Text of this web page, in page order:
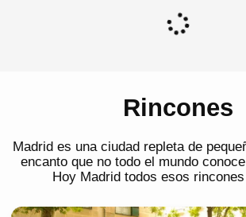
Rincones
Madrid es una ciudad repleta de
encanto que no todo el mundo
Hoy Madrid todos esos